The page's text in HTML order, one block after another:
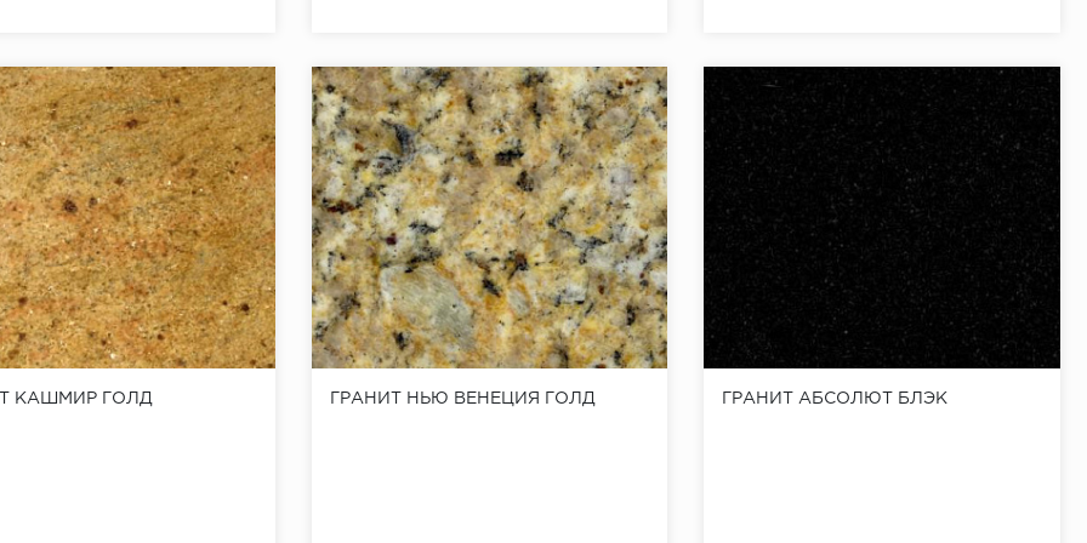
КАШМИР ГОЛД ГРАНИТ НЬЮ ВЕНЕЦИЯ ГОЛД ГРАНИТ АБСОЛЮТ БЛЭК